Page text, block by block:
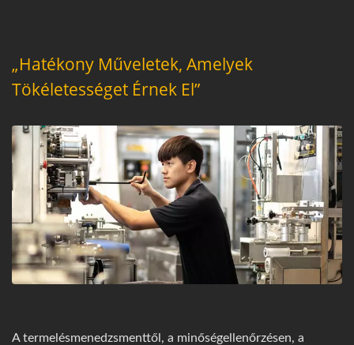
„Hatékony Műveletek, Amelyek
Tökéletességet Érnek El”
A termelésmenedzsmenttől, a minőségellenőrzésen, a